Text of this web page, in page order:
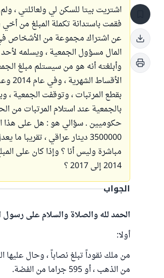
فقمت باستدانة تكملة المبلغ من
عن اشتراك مجموعة من الأشخاص
المال مسؤول الجمعية ، ويسلمه
وأبلغته أنه هو من سيستلم مبلغ
بقطع المرتبات ، وتوقفت الجمعية ،
بالجمعية عند استلام المرتبات من
حكوميين . سؤالي هو : هل على هذا
مباشرة وليس أنا ؟ وإذا كان على
2014 إلى 2017 ؟
الجواب
الحمد لله والصلاة والسلام على رسول
أولا:
من الذهب ، أو 595 جراما من الفضة.